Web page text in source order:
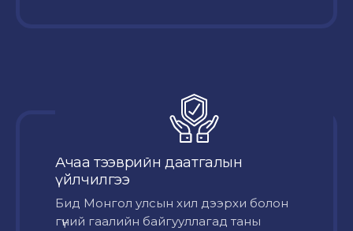
Ачаа тээврийн даатгалын
үйлчилгээ
Бид Монгол улсын хил дээрхи болон
гүний гаалийн байгууллагад таны